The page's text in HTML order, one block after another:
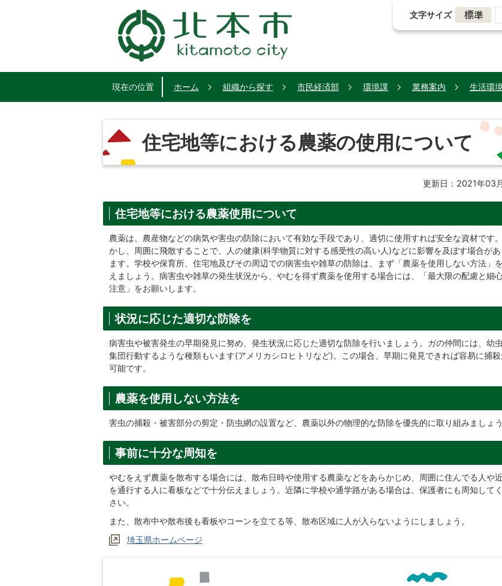
文字サイズ
現在の位置 ホーム 組織から探す 市民経済部 環境課 業務案内 生活環境
住宅地等における農薬の使用について
更新日：2021年03
住宅地等における農薬使用について
農薬は、農産物などの病気や害虫の防除において有効な手段であり、適切に使用すれば安全な資材です
かし、周囲に飛散することで、人の健康(科学物質に対する感受性の高い人)などに影響を及ぼす場合があ
ます。学校や保育所、住宅地及びその周辺での病害虫や雑草の防除は、まず「農薬を使用しない方法」
えましょう。病害虫や雑草の発生状況から、やむを得ず農薬を使用する場合には、「最大限の配慮と細
注意」をお願いします。
状況に応じた適切な防除を
病害虫や被害発生の早期発見に努め、発生状況に応じた適切な防除を行いましょう。ガの仲間には、幼
集団行動するような種類もいます(アメリカシロヒトリなど)。この場合、早期に発見できれば容易に捕
可能です。
農薬を使用しない方法を
害虫の捕殺・被害部分の剪定・防虫網の設置など、農薬以外の物理的な防除を優先的に取り組みましょう
事前に十分な周知を
やむをえず農薬を散布する場合には、散布日時や使用する農薬などをあらかじめ、周囲に住んでる人や近
を通行する人に看板などで十分伝えましょう。近隣に学校や通学路がある場合は、保護者にも周知して
さい。
また、散布中や散布後も看板やコーンを立てる等、散布区域に人が入らないようにしましょう。
埼玉県ホームページ